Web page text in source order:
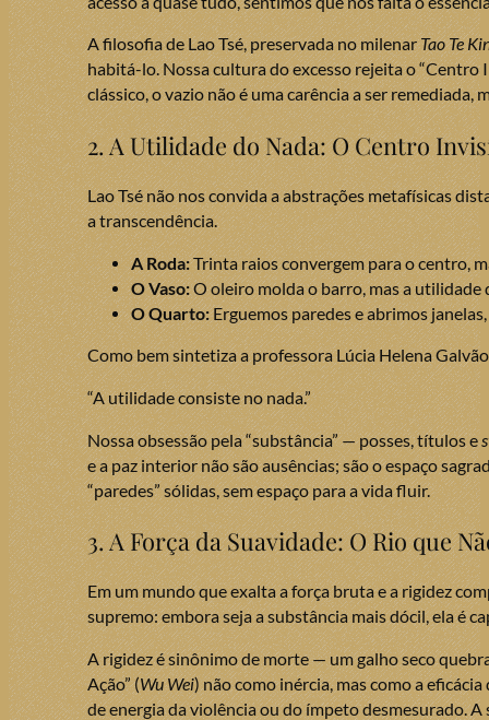
A filosofia de Lao Tsé, preservada no milenarTao Te
habitá-lo. Nossa cultura do excesso rejeita o
clássico, o vazio não é uma carência a ser
2. A Utilidade do Nada: O Centro
Lao Tsé não nos convida a abstrações metafísicas
a transcendência.
A Roda:Trinta raios convergem para o centro,
O Vaso:O oleiro molda o barro, mas a utilidade
O Quarto:Erguemos paredes e abrimos
Como bem sintetiza a professora Lúcia Helena
“A utilidade consiste no nada.”
Nossa obsessão pela “substância” — posses, títulos e
e a paz interior não são ausências; são o espaço
“paredes” sólidas, sem espaço para a vida fluir.
3. A Força da Suavidade: O Rio que
Em um mundo que exalta a força bruta e a rigidez
supremo: embora seja a substância mais dócil, ela é
A rigidez é sinônimo de morte — um galho seco
Ação” (Wu Wei) não como inércia, mas como a
de energia da violência ou do ímpeto desmesurado.